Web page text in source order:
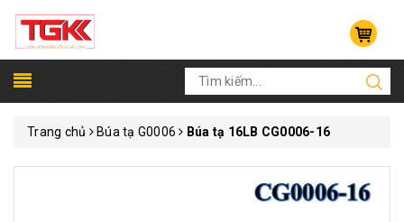
Trang chủ Búa tạ G0006 Búa tạ 16LB CG0006-16